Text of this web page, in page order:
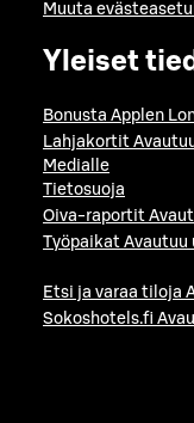
Muuta
Yleiset
Bonusta Applen
Lahjakortit
Medialle
Tietosuoja
Oiva-raportit
Työpaikat Avautuu
Etsi ja varaa tiloja
Sokoshotels.fi